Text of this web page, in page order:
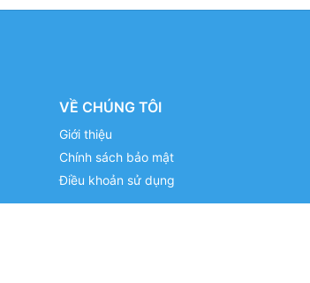
VỀ CHÚNG TÔI
Giới thiệu
Chính sách bảo mật
Điều khoản sử dụng